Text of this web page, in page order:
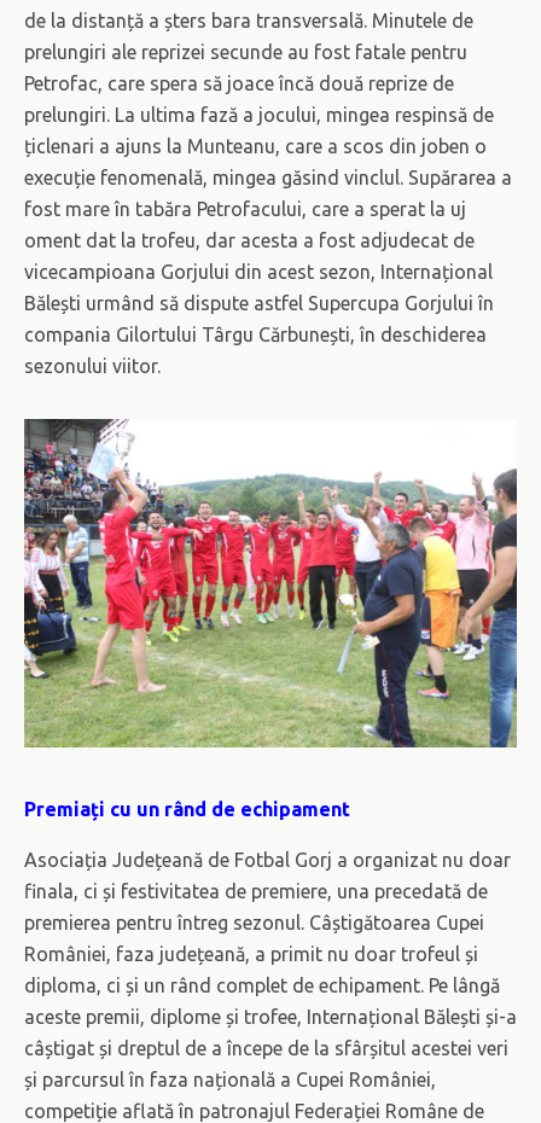
de la distanță a șters bara transversală. Minutele de
prelungiri ale reprizei secunde au fost fatale pentru
Petrofac, care spera să joace încă două reprize de
prelungiri. La ultima fază a jocului, mingea respinsă de
țiclenari a ajuns la Munteanu, care a scos din joben o
execuție fenomenală, mingea găsind vinclul. Supărarea a
fost mare în tabăra Petrofacului, care a sperat la uj
oment dat la trofeu, dar acesta a fost adjudecat de
vicecampioana Gorjului din acest sezon, Internațional
Bălești urmând să dispute astfel Supercupa Gorjului în
compania Gilortului Târgu Cărbunești, în deschiderea
sezonului viitor.
Premiați cu un rând de echipament
Asociația Județeană de Fotbal Gorj a organizat nu doar
finala, ci și festivitatea de premiere, una precedată de
premierea pentru întreg sezonul. Câștigătoarea Cupei
României, faza județeană, a primit nu doar trofeul și
diploma, ci și un rând complet de echipament. Pe lângă
aceste premii, diplome și trofee, Internațional Bălești și-a
câștigat și dreptul de a începe de la sfârșitul acestei veri
și parcursul în faza națională a Cupei României,
competiție aflată în patronajul Federației Române de